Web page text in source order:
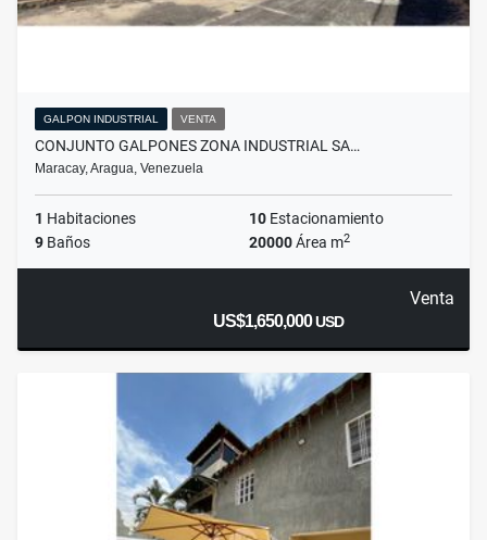
GALPON INDUSTRIAL VENTA
CONJUNTO GALPONES ZONA INDUSTRIAL SA…
Maracay, Aragua, Venezuela
1 Habitaciones 10 Estacionamiento
9 Baños 20000Área m2
Venta
US$1,650,000USD